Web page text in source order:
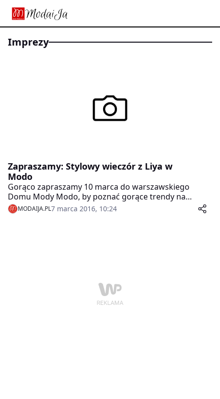
imprezy
Zapraszamy: Stylowy wieczór z Liya w
Modo
Gorąco zapraszamy 10 marca do warszawskiego
Domu Mody Modo, by poznać gorące trendy na
nadchodzący sezon wiosna/lato 2016. Patronat
medialny: ModaiJa!
MODAIJA.PL7 marca 2016, 10:24